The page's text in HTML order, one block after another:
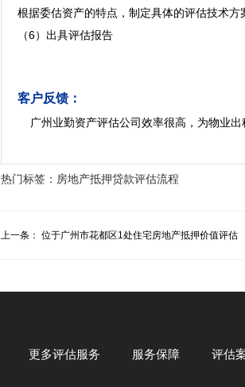
根据委估资产的特点，制定具体的评估技术方
（6）出具评估报告
客户反馈：
广州业勤资产评估公司效率很高，为物业
热门标签： 房地产抵押贷款评估流程
上一条： 位于广州市花都区1处住宅房地产抵押价值评估
更多评估服务 服务保障 评估